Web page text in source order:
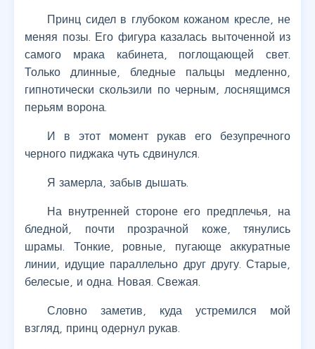
Принц сидел в глубоком кожаном кресле, не
меняя позы. Его фигура казалась выточенной из
самого мрака кабинета, поглощающей свет.
Только длинные, бледные пальцы медленно,
гипнотически скользили по черным, лоснящимся
перьям ворона.
И в этот момент рукав его безупречного
черного пиджака чуть сдвинулся.
Я замерла, забыв дышать.
На внутренней стороне его предплечья, на
бледной, почти прозрачной коже, тянулись
шрамы. Тонкие, ровные, пугающе аккуратные
линии, идущие параллельно друг другу. Старые,
белесые, и одна. Новая. Свежая.
Словно заметив, куда устремился мой
взгляд, принц одернул рукав.